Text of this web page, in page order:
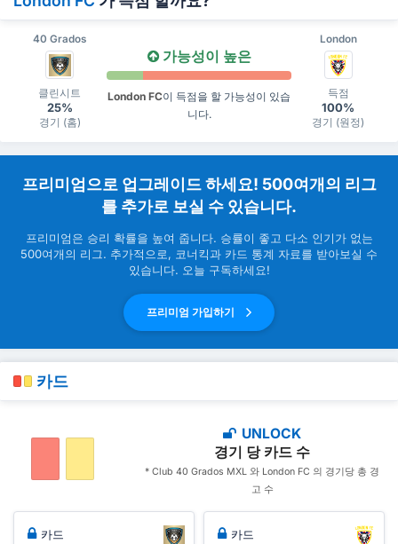
40 Grados London
클린시트
25%
경기 (홈)
가능성이 높은
London FC이 득점을 할 가능성이 있습
니다.
득점
100%
경기 (원정)
프리미엄으로 업그레이드 하세요! 500여개의 리그
를 추가로 보실 수 있습니다.
프리미엄은 승리 확률을 높여 줍니다. 승률이 좋고 다소 인기가 없는
500여개의 리그. 추가적으로, 코너킥과 카드 통계 자료를 받아보실 수
있습니다. 오늘 구독하세요!
프리미엄 가입하기
카드
UNLOCK
경기 당 카드 수
* Club 40 Grados MXL 와 London FC 의 경기당 총 경
고 수
카드 카드